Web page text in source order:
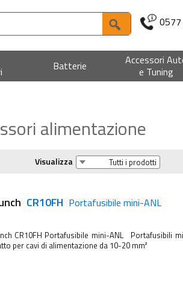
Batterie
Accessori
e Tuning
alimentazione
Visualizza
CR10FH Portafusibile mini-ANL
CR10FH Portafusibile mini-ANL Portafusibili
per cavi di alimentazione da 10-20 mm²